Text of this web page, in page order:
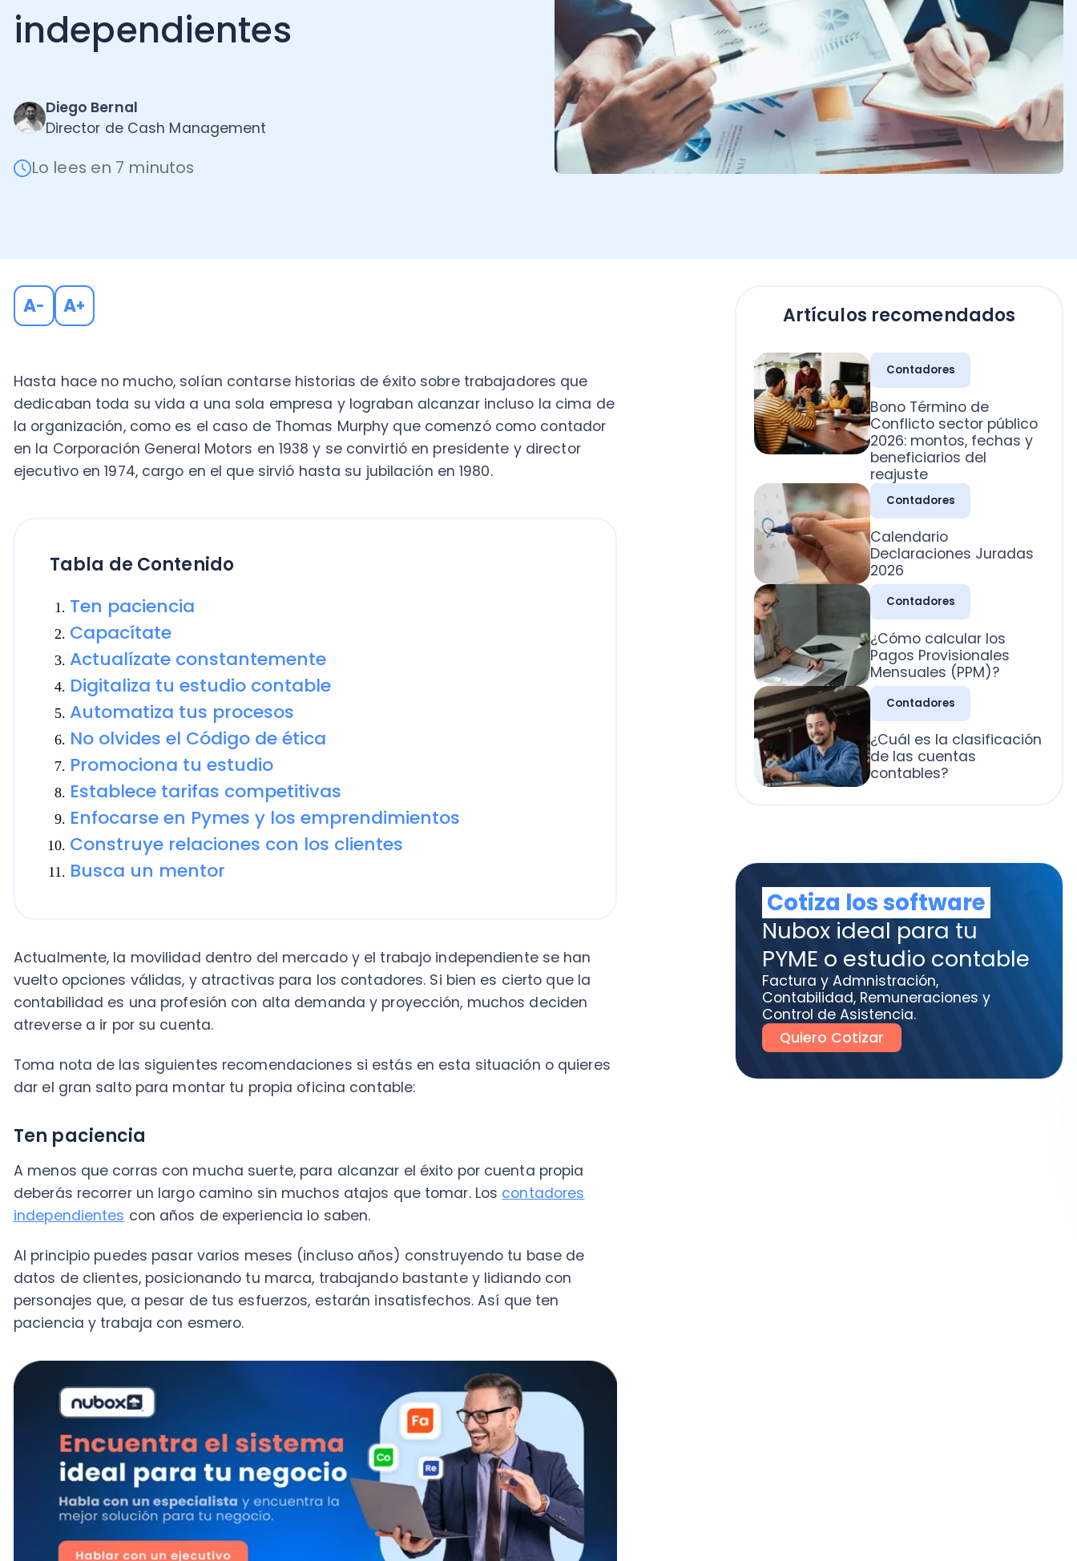
Lo lees en 7 minutos
Hasta hace no mucho, solían contarse historias de éxito sobre trabajadores que
en la Corporación General Motors en 1938 y se convirtió en presidente y director
ejecutivo en 1974, cargo en el que sirvió hasta su jubilación en 1980.
Tabla de Contenido
Actualízate constantemente
Automatiza tus procesos
No olvides el Código de ética
Promociona tu estudio
Establece tarifas competitivas
Enfocarse en Pymes y los emprendimientos
Construye relaciones con los clientes
Busca un mentor
Actualmente, la movilidad dentro del mercado y el trabajo independiente se han
vuelto opciones válidas, y atractivas para los contadores. Si bien es cierto que la
contabilidad es una profesión con alta demanda y proyección, muchos deciden
dar el gran salto para montar tu propia oficina contable:
Ten paciencia
A menos que corras con mucha suerte, para alcanzar el éxito por cuenta propia
independientescon años de experiencia lo saben.
datos de clientes, posicionando tu marca, trabajando bastante y lidiando con
personajes que, a pesar de tus esfuerzos, estarán insatisfechos. Así que ten
paciencia y trabaja con esmero.
Capacítate
La eficacia de un contador independiente va de la mano con su preparación
académica en todos los ámbitos de la contabilidad y en áreas anexas como
Artículos recomendados
Contadores
Conflicto sector público
2026: montos, fechas y
beneficiarios del
reajuste
Contadores
Calendario
Declaraciones Juradas
2026
Contadores
¿Cómo calcular los
Pagos Provisionales
Mensuales (PPM)?
¿Cuál es la clasificación
de las cuentas
contables?
Cotiza los software
Factura y Admnistración,
Contabilidad, Remuneraciones y
Control de Asistencia.
Quiero Cotizar